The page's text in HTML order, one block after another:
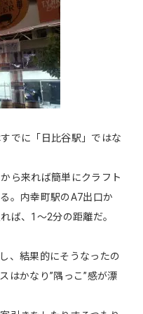
でに「日比谷駅」ではな
ら来れば簡単にクラフト
。内幸町駅のA7出口か
ば、1～2分の距離だ。
、結果的にそうなったの
はかなり”隅っこ”感が漂